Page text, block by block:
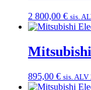
2 800,00 € sis.
895,00 € sis. ALV